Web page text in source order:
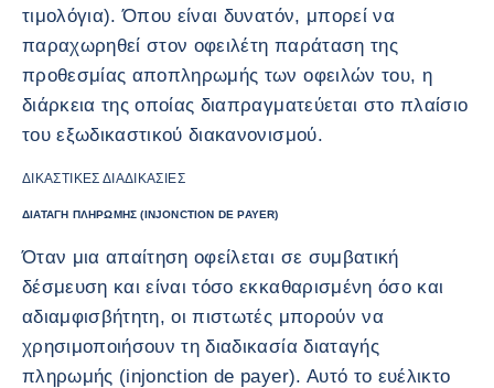
τιμολόγια). Όπου είναι δυνατόν, μπορεί να
παραχωρηθεί στον οφειλέτη παράταση της
προθεσμίας αποπληρωμής των οφειλών του, η
διάρκεια της οποίας διαπραγματεύεται στο πλαίσιο
του εξωδικαστικού διακανονισμού.
ΔΙΚΑΣΤΙΚΈΣ ΔΙΑΔΙΚΑΣΊΕΣ
ΔΙΑΤΑΓΉ ΠΛΗΡΩΜΉΣ (INJONCTION DE PAYER)
Όταν μια απαίτηση οφείλεται σε συμβατική
δέσμευση και είναι τόσο εκκαθαρισμένη όσο και
αδιαμφισβήτητη, οι πιστωτές μπορούν να
χρησιμοποιήσουν τη διαδικασία διαταγής
πληρωμής (injonction de payer). Αυτό το ευέλικτο